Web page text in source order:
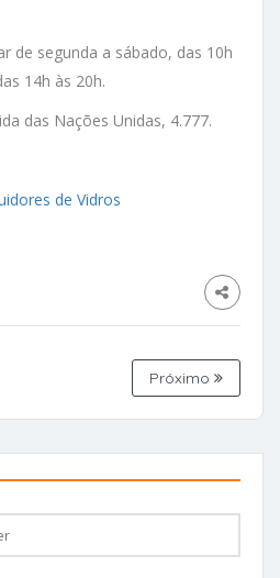
de segunda a sábado, das 10h
14h às 20h.
das Nações Unidas, 4.777.
de Vidros
Próximo